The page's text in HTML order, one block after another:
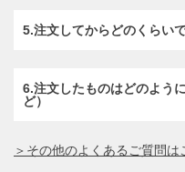
5.注文してからどのくらい
6.注文したものはどのよう
ど）
＞その他のよくあるご質問は